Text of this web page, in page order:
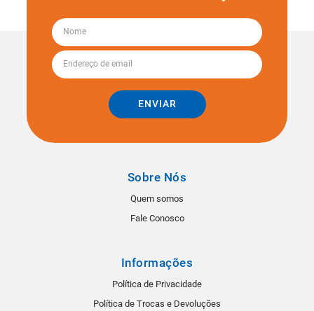
ENVIAR
Sobre Nós
Quem somos
Fale Conosco
Informações
Política de Privacidade
Política de Trocas e Devoluções